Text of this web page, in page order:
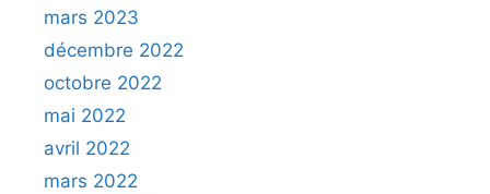
mars 2023
décembre 2022
octobre 2022
mai 2022
avril 2022
mars 2022